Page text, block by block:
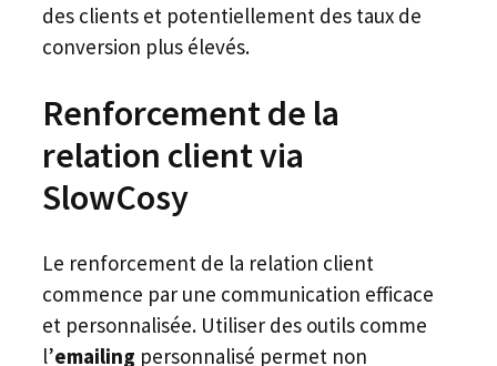
des clients et potentiellement des taux de
conversion plus élevés.
Renforcement de la
relation client via
SlowCosy
Le renforcement de la relation client
commence par une communication efficace
et personnalisée. Utiliser des outils comme
l’emailing personnalisé permet non